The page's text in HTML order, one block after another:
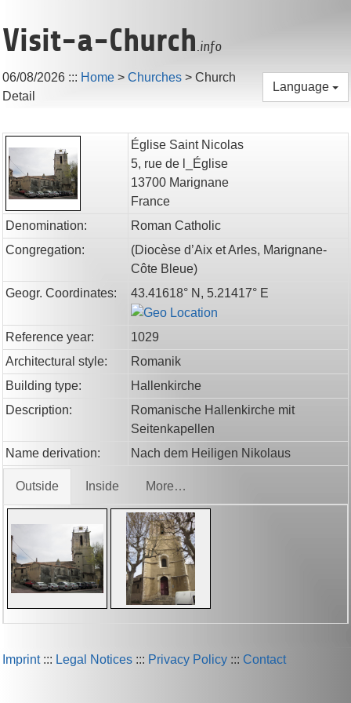
Visit-a-Church.info
06/08/2026 ::: Home > Churches > Church
Detail
Language
Église Saint Nicolas
5, rue de l_Église
13700 Marignane
France
Denomination:
Roman Catholic
Congregation:
(Diocèse d’Aix et Arles, Marignane-
Côte Bleue)
Geogr. Coordinates:
43.41618° N, 5.21417° E
Reference year:
1029
Architectural style:
Romanik
Building type:
Hallenkirche
Description:
Romanische Hallenkirche mit
Seitenkapellen
Name derivation:
Nach dem Heiligen Nikolaus
Outside Inside More…
Imprint::: Legal Notices ::: Privacy Policy ::: Contact